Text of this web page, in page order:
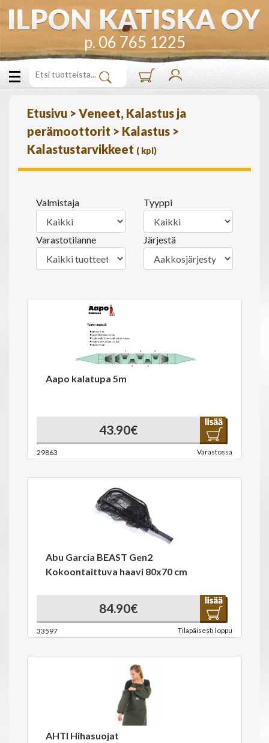
p. 06 765 1225
Etusivu > Veneet, Kalastus ja
perämoottorit > Kalastus >
Kalastustarvikkeet ( kpl)
Valmistaja Tyyppi
Varastotilanne Järjestä
Aapo kalatupa 5m
43.90€
29863 Varastossa
Abu Garcia BEAST Gen2
Kokoontaittuva haavi 80x70 cm
84.90€
33597 Tilapäisesti loppu
AHTI Hihasuojat